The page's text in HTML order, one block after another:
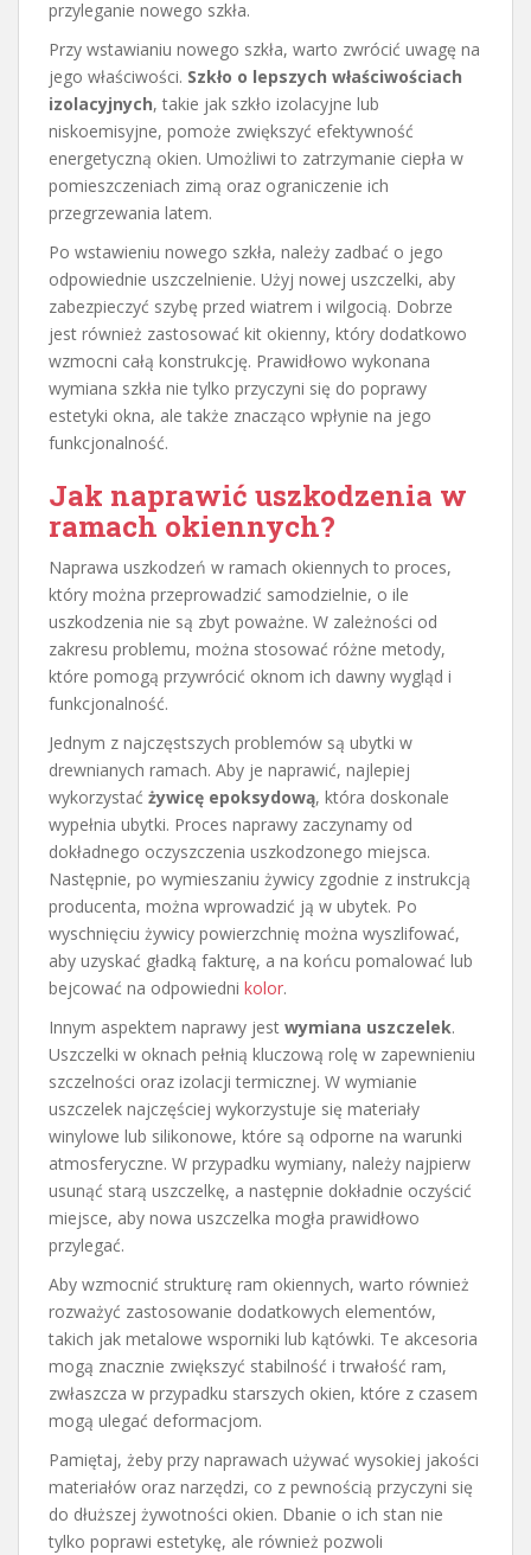
przyleganie nowego szkła.
Przy wstawianiu nowego szkła, warto zwrócić uwagę na
jego właściwości. Szkło o lepszych właściwościach
izolacyjnych, takie jak szkło izolacyjne lub
niskoemisyjne, pomoże zwiększyć efektywność
energetyczną okien. Umożliwi to zatrzymanie ciepła w
pomieszczeniach zimą oraz ograniczenie ich
przegrzewania latem.
Po wstawieniu nowego szkła, należy zadbać o jego
odpowiednie uszczelnienie. Użyj nowej uszczelki, aby
zabezpieczyć szybę przed wiatrem i wilgocią. Dobrze
jest również zastosować kit okienny, który dodatkowo
wzmocni całą konstrukcję. Prawidłowo wykonana
wymiana szkła nie tylko przyczyni się do poprawy
estetyki okna, ale także znacząco wpłynie na jego
funkcjonalność.
Jak naprawić uszkodzenia w
ramach okiennych?
Naprawa uszkodzeń w ramach okiennych to proces,
który można przeprowadzić samodzielnie, o ile
uszkodzenia nie są zbyt poważne. W zależności od
zakresu problemu, można stosować różne metody,
które pomogą przywrócić oknom ich dawny wygląd i
funkcjonalność.
Jednym z najczęstszych problemów są ubytki w
drewnianych ramach. Aby je naprawić, najlepiej
wykorzystać żywicę epoksydową, która doskonale
wypełnia ubytki. Proces naprawy zaczynamy od
dokładnego oczyszczenia uszkodzonego miejsca.
Następnie, po wymieszaniu żywicy zgodnie z instrukcją
producenta, można wprowadzić ją w ubytek. Po
wyschnięciu żywicy powierzchnię można wyszlifować,
aby uzyskać gładką fakturę, a na końcu pomalować lub
bejcować na odpowiedni kolor.
Innym aspektem naprawy jest wymiana uszczelek.
Uszczelki w oknach pełnią kluczową rolę w zapewnieniu
szczelności oraz izolacji termicznej. W wymianie
uszczelek najczęściej wykorzystuje się materiały
winylowe lub silikonowe, które są odporne na warunki
atmosferyczne. W przypadku wymiany, należy najpierw
usunąć starą uszczelkę, a następnie dokładnie oczyścić
miejsce, aby nowa uszczelka mogła prawidłowo
przylegać.
Aby wzmocnić strukturę ram okiennych, warto również
rozważyć zastosowanie dodatkowych elementów,
takich jak metalowe wsporniki lub kątówki. Te akcesoria
mogą znacznie zwiększyć stabilność i trwałość ram,
zwłaszcza w przypadku starszych okien, które z czasem
mogą ulegać deformacjom.
Pamiętaj, żeby przy naprawach używać wysokiej jakości
materiałów oraz narzędzi, co z pewnością przyczyni się
do dłuższej żywotności okien. Dbanie o ich stan nie
tylko poprawi estetykę, ale również pozwoli